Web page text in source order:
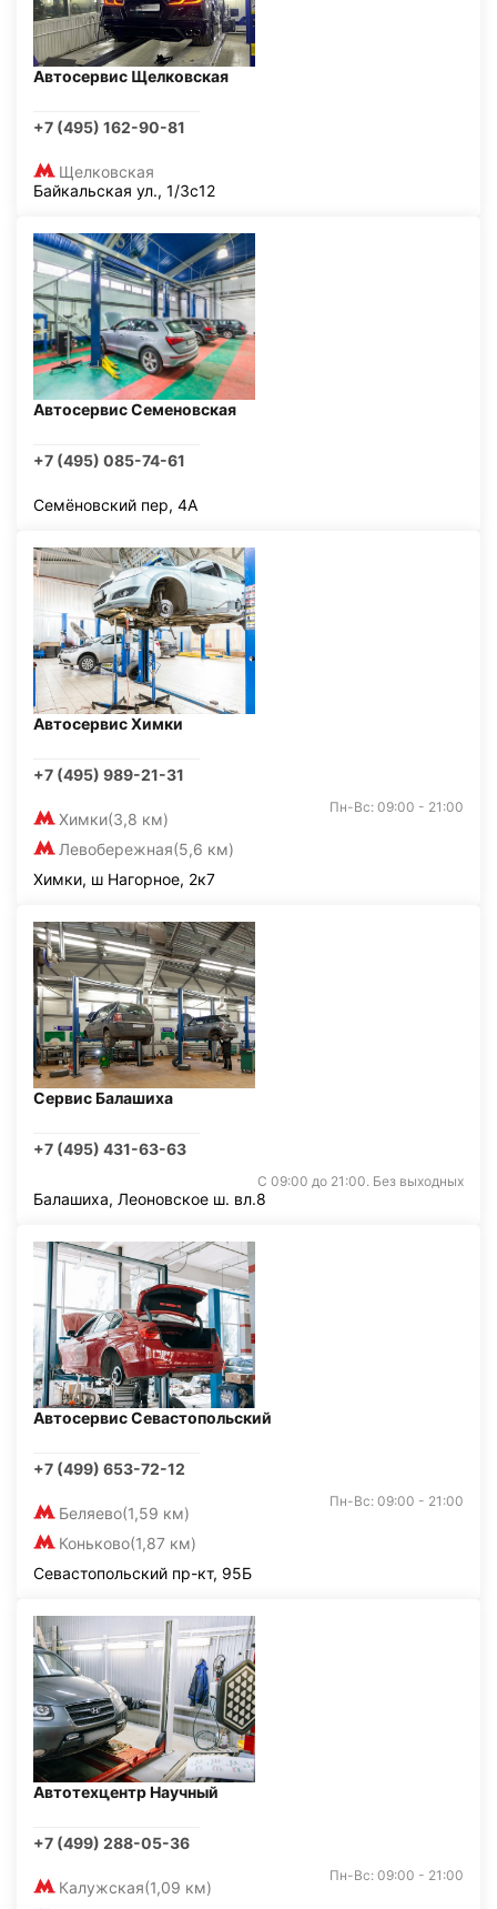
Автосервис Щелковская
+7 (495) 162-90-81
Щелковская
Байкальская ул., 1/3с12
Автосервис Семеновская
+7 (495) 085-74-61
Семёновский пер, 4А
Автосервис Химки
+7 (495) 989-21-31
Химки(3,8 км)
Левобережная(5,6 км)
Пн-Вс: 09:00 - 21:00
Химки, ш Нагорное, 2к7
Сервис Балашиха
+7 (495) 431-63-63
С 09:00 до 21:00. Без выходных
Балашиха, Леоновское ш. вл.8
Автосервис Севастопольский
+7 (499) 653-72-12
Беляево(1,59 км)
Коньково(1,87 км)
Пн-Вс: 09:00 - 21:00
Севастопольский пр-кт, 95Б
Автотехцентр Научный
+7 (499) 288-05-36
Калужская(1,09 км)
Пн-Вс: 09:00 - 21:00